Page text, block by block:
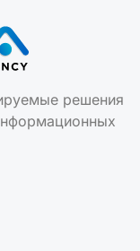
решения